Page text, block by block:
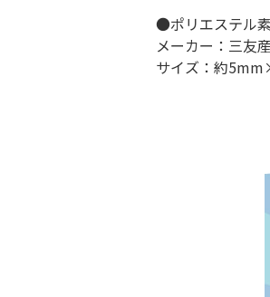
●ポリエステル素
メーカー：三友
サイズ：約